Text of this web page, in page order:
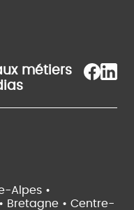
métiers
Alpes •
Bretagne • Centre-